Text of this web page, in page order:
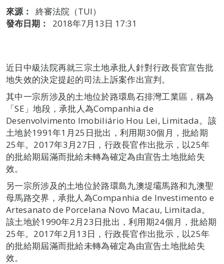
來源：
終審法院（TUI）
發布日期：
2018年7月13日 17:31
近日中級法院再就三宗土地承批人針對行政長官宣告批
地失效的決定提起的司法上訴案作出宣判。
其中一宗所涉及的土地位於路環島石排灣工業區，稱為
「SE」地段，承批人為Companhia de
Desenvolvimento Imobiliário Hou Lei, Limitada。該
土地於1991年1月25日批出，利用期30個月，批給期
25年。2017年3月27日，行政長官作出批示，以25年
的批給期屆滿而批給未轉為確定為由宣告土地批給失
效。
另一宗所涉及的土地位於路環島九澳堤壩馬路和九澳聖
母馬路交界，承批人為Companhia de Investimento e
Artesanato de Porcelana Novo Macau, Limitada。
該土地於1990年2月23日批出，利用期24個月，批給期
25年。2017年2月13日，行政長官作出批示，以25年
的批給期屆滿而批給未轉為確定為由宣告土地批給失
效。